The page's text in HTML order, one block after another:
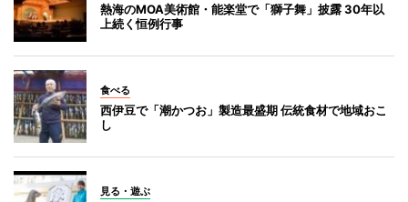
熱海のMOA美術館・能楽堂で「獅子舞」披露 30年以
上続く恒例行事
食べる
西伊豆で「潮かつお」製造最盛期 伝統食材で地域おこ
し
見る・遊ぶ